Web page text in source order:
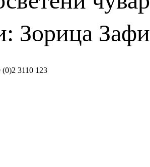
Зорица
(0)2 3110 123